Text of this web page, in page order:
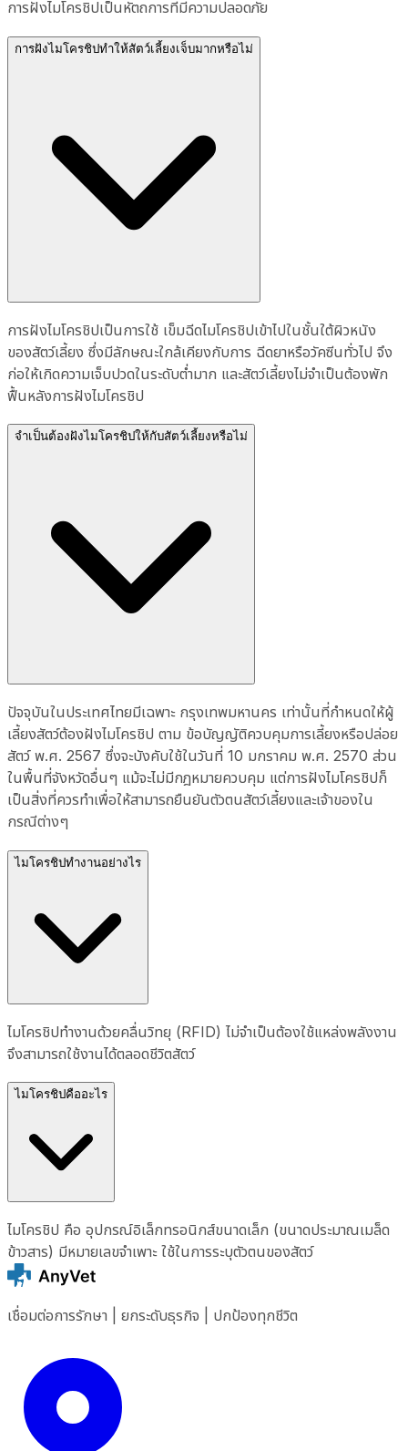
การฝังไมโครชิปเป็นหัตถการที่มีความปลอดภัย
การฝังไมโครชิปทำให้สัตว์เลี้ยงเจ็บมากหรือไม่
การฝังไมโครชิปเป็นการใช้ เข็มฉีดไมโครชิปเข้าไปในชั้นใต้ผิวหนัง
ของสัตว์เลี้ยง ซึ่งมีลักษณะใกล้เคียงกับการ ฉีดยาหรือวัคซีนทั่วไป จึง
ก่อให้เกิดความเจ็บปวดในระดับต่ำมาก และสัตว์เลี้ยงไม่จำเป็นต้องพัก
ฟื้นหลังการฝังไมโครชิป
จำเป็นต้องฝังไมโครชิปให้กับสัตว์เลี้ยงหรือไม่
ปัจจุบันในประเทศไทยมีเฉพาะ กรุงเทพมหานคร เท่านั้นที่กำหนดให้ผู้
เลี้ยงสัตว์ต้องฝังไมโครชิป ตาม ข้อบัญญัติควบคุมการเลี้ยงหรือปล่อย
สัตว์ พ.ศ. 2567 ซึ่งจะบังคับใช้ในวันที่ 10 มกราคม พ.ศ. 2570 ส่วน
ในพื้นที่จังหวัดอื่นๆ แม้จะไม่มีกฎหมายควบคุม แต่การฝังไมโครชิปก็
เป็นสิ่งที่ควรทำเพื่อให้สามารถยืนยันตัวตนสัตว์เลี้ยงและเจ้าของใน
กรณีต่างๆ
ไมโครชิปทำงานอย่างไร
ไมโครชิปทำงานด้วยคลื่นวิทยุ (RFID) ไม่จำเป็นต้องใช้แหล่งพลังงาน
จึงสามารถใช้งานได้ตลอดชีวิตสัตว์
ไมโครชิปคืออะไร
ไมโครชิป คือ อุปกรณ์อิเล็กทรอนิกส์ขนาดเล็ก (ขนาดประมาณเมล็ด
ข้าวสาร) มีหมายเลขจำเพาะ ใช้ในการระบุตัวตนของสัตว์
เชื่อมต่อการรักษา | ยกระดับธุรกิจ | ปกป้องทุกชีวิต